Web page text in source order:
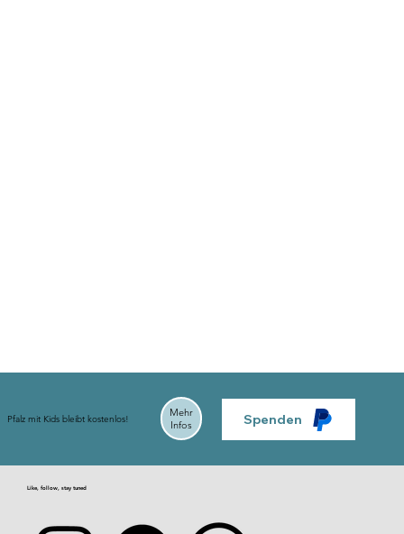
Pfalz mit Kids bleibt kostenlos!
Mehr
Infos
Spenden
Like, follow, stay tuned